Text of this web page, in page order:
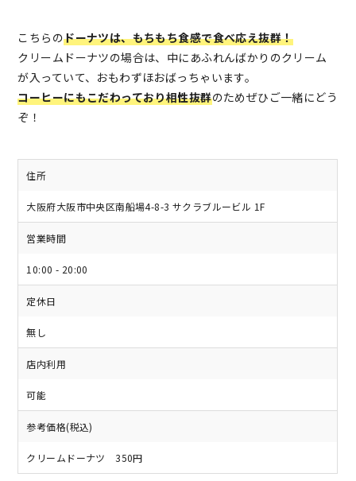
こちらのドーナツは、もちもち食感で食べ応え抜群！
クリームドーナツの場合は、中にあふれんばかりのクリーム
が入っていて、おもわずほおばっちゃいます。
コーヒーにもこだわっており相性抜群のためぜひご一緒にどう
ぞ！
住所
大阪府大阪市中央区南船場4-8-3 サクラブルービル 1F
営業時間
10:00 - 20:00
定休日
無し
店内利用
可能
参考価格(税込)
クリームドーナツ 350円